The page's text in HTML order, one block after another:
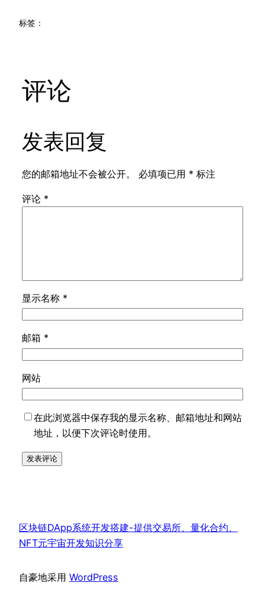
标签：
评论
发表回复
您的邮箱地址不会被公开。 必填项已用 * 标注
评论 *
显示名称 *
邮箱 *
网站
在此浏览器中保存我的显示名称、邮箱地址和网站
地址，以便下次评论时使用。
区块链DApp系统开发搭建-提供交易所、量化合约、
NFT元宇宙开发知识分享
自豪地采用 WordPress